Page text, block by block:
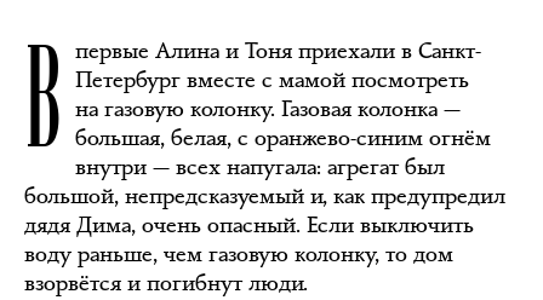
В первые Алина и Тоня приехали в Санкт-
Петербург вместе с мамой посмотреть
на газовую колонку. Газовая колонка —
большая, белая, с оранжево-синим огнём
внутри — всех напугала: агрегат был
большой, непредсказуемый и, как предупредил
дядя Дима, очень опасный. Если выключить
воду раньше, чем газовую колонку, то дом
взорвётся и погибнут люди.